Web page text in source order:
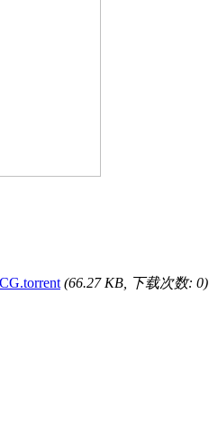
(66.27 KB, 下载次数: 0)